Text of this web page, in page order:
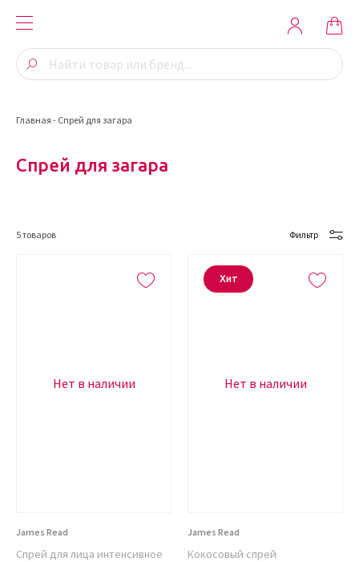
Главная - Спрей для загара
Спрей для загара
5товаров Фильтр
Нет в наличии
James Read
Спрей для лица интенсивное
Нет в наличии
James Read
Кокосовый спрей
Хит